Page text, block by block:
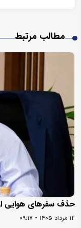
مطالب مرتبط
حذف سفرهای هوایی از
۱۲ مرداد ۱۴۰۵ - ۰۹:۱۷